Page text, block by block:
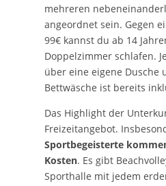
mehreren
angeordnet sein. Gegen
99€ kannst du ab 14
Doppelzimmer schlafen.
über eine eigene Dusche
Bettwäsche ist bereits
Das Highlight der
Freizeitangebot.
Sportbegeisterte
Kosten. Es gibt
Sporthalle mit jedem